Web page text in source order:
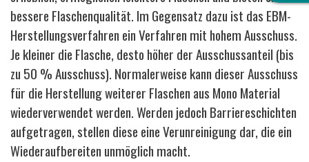
bessere Flaschenqualität. Im Gegensatz dazu ist das EBM-
Herstellungsverfahren ein Verfahren mit hohem Ausschuss.
Je kleiner die Flasche, desto höher der Ausschussanteil (bis
zu 50 % Ausschuss). Normalerweise kann dieser Ausschuss
für die Herstellung weiterer Flaschen aus Mono Material
wiederverwendet werden. Werden jedoch Barriereschichten
aufgetragen, stellen diese eine Verunreinigung dar, die ein
Wiederaufbereiten unmöglich macht.